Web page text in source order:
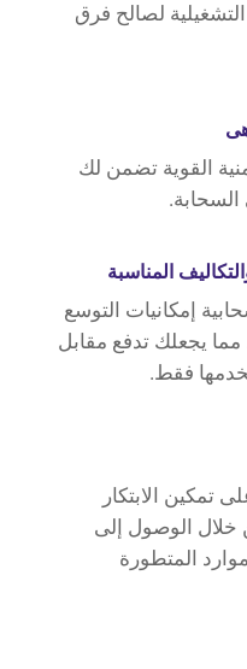
لصالح فرق
القوية تضمن لك
السحابة.
المناسبة
إمكانيات التوسع
يجعلك تدفع مقابل
فقط.
تمكين الابتكار
خلال الوصول إلى
المتطورة